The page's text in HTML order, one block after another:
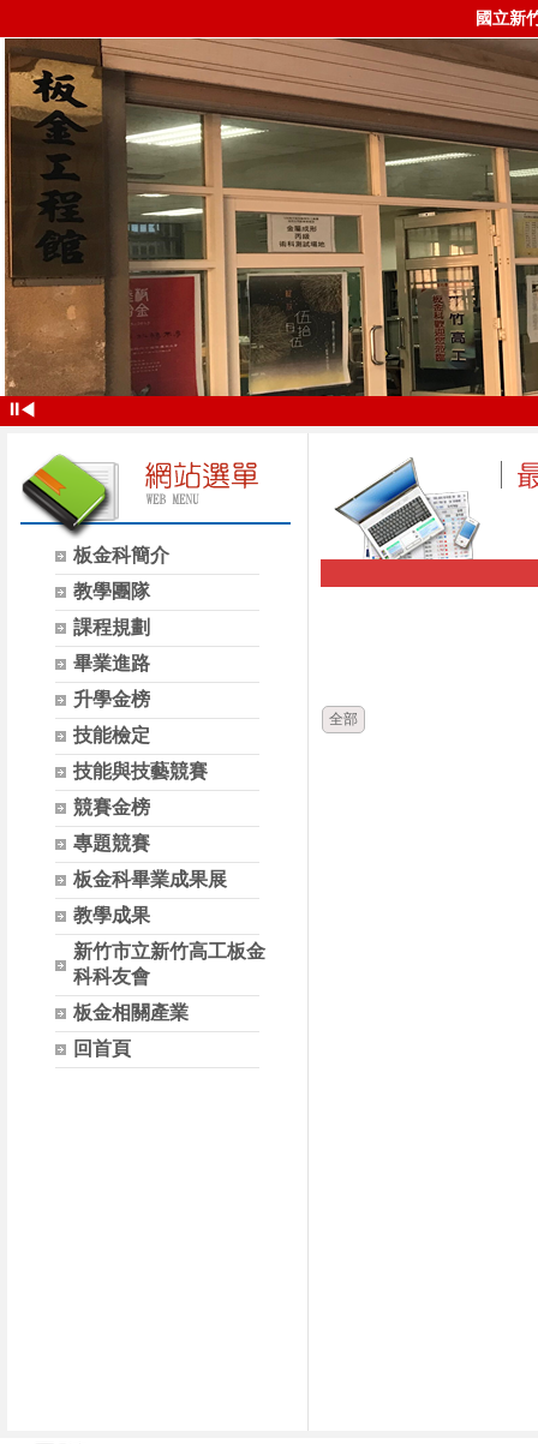
國立新
⏸◀
板金科簡介
教學團隊
課程規劃
畢業進路
升學金榜
技能檢定
技能與技藝競賽
競賽金榜
專題競賽
板金科畢業成果展
教學成果
新竹市立新竹高工板金
科科友會
板金相關產業
回首頁
全部